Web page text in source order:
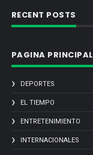
RECENT POSTS
PAGINA PRINCIPAL
DEPORTES
EL TIEMPO
ENTRETENIMIENTO
INTERNACIONALES